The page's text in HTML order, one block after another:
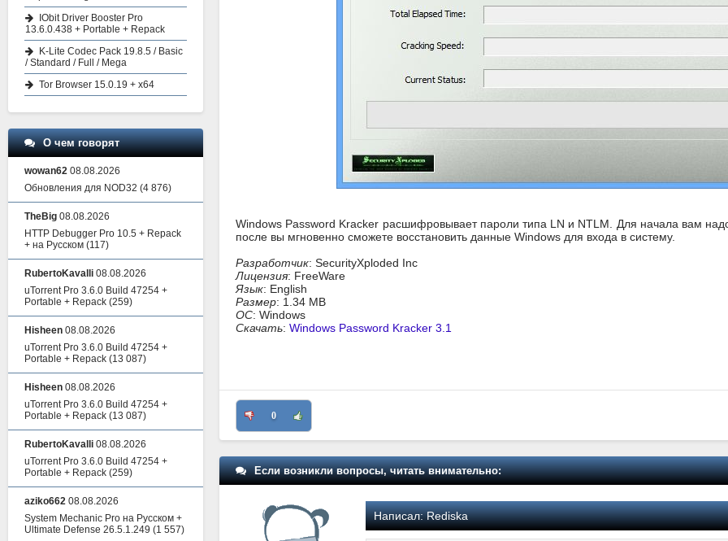
Windows Password Kracker расшифровывает пароли типа LN и NTLM. Для начала вам
после вы мгновенно сможете восстановить данные Windows для входа в систему.
Разработчик: SecurityXploded Inc
Лицензия: FreeWare
Язык: English
Размер: 1.34 MB
ОС: Windows
Скачать: Windows Password Kracker 3.1
0
Если возникли вопросы, читать внимательно:
Написал:Rediska
IObit Driver Booster Pro
13.6.0.438 + Portable + Repack
K-Lite Codec Pack 19.8.5 / Basic
/ Standard / Full / Mega
Tor Browser 15.0.19 + x64
О чем говорят
wowan62 08.08.2026
Обновления для NOD32 (4 876)
TheBig 08.08.2026
HTTP Debugger Pro 10.5 + Repack
+ на Русском (117)
RubertoKavalli 08.08.2026
uTorrent Pro 3.6.0 Build 47254 +
Portable + Repack (259)
Hisheen 08.08.2026
uTorrent Pro 3.6.0 Build 47254 +
Portable + Repack (13 087)
Hisheen 08.08.2026
uTorrent Pro 3.6.0 Build 47254 +
Portable + Repack (13 087)
RubertoKavalli 08.08.2026
uTorrent Pro 3.6.0 Build 47254 +
Portable + Repack (259)
aziko662 08.08.2026
System Mechanic Pro на Русском +
Ultimate Defense 26.5.1.249 (1 557)